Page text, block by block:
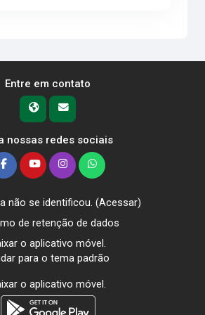
Entre em contato
nossas redes sociais
não se identificou. (Acessar)
de retenção de dados
o aplicativo móvel.
para o tema padrão
o aplicativo móvel.